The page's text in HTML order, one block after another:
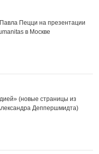
Пецци на презентации
в Москве
(новые страницы из
Деппершмидта)